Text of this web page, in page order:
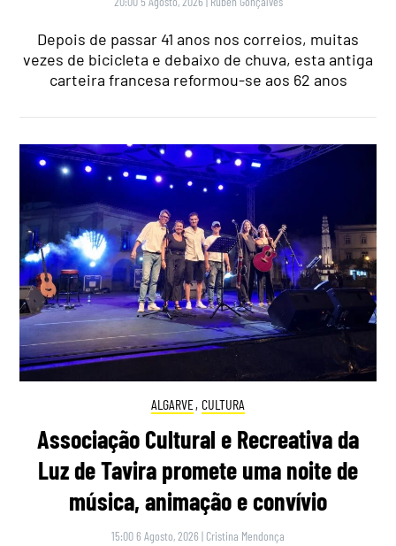
Depois de passar 41 anos nos correios, muitas
vezes de bicicleta e debaixo de chuva, esta antiga
carteira francesa reformou-se aos 62 anos
ALGARVE, CULTURA
Associação Cultural e Recreativa da
Luz de Tavira promete uma noite de
música, animação e convívio
15:00 6 Agosto, 2026 | Cristina Mendonça